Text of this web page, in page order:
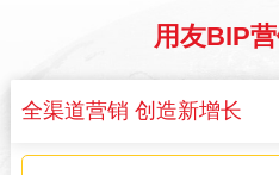
用友BIP
全渠道营销 创造新增长